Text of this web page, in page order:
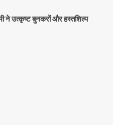
ने उत्कृष्ट बुनकरों और हस्तशिल्प